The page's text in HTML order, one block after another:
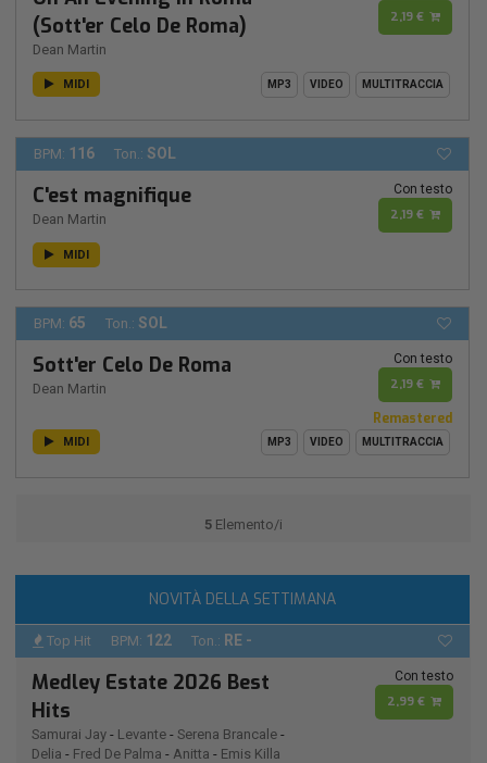
(Sott'er Celo De Roma)
Dean Martin
2,19 €
MIDI MP3 VIDEO MULTITRACCIA
BPM: 116 Ton.: SOL
C'est magnifique
Dean Martin
Con testo
2,19 €
MIDI
BPM: 65 Ton.: SOL
Sott'er Celo De Roma
Dean Martin
Con testo
2,19 €
Remastered
MIDI MP3 VIDEO MULTITRACCIA
5 Elemento/i
NOVITÀ DELLA SETTIMANA
Top Hit BPM: 122 Ton.: RE -
Medley Estate 2026 Best
Hits
Samurai Jay - Levante - Serena Brancale -
Delia - Fred De Palma - Anitta - Emis Killa
Con testo
2,99 €